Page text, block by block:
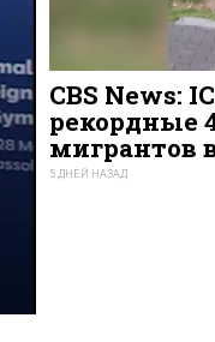
CBS News:
рекордные
мигрантов
5 ДНЕЙ НАЗАД